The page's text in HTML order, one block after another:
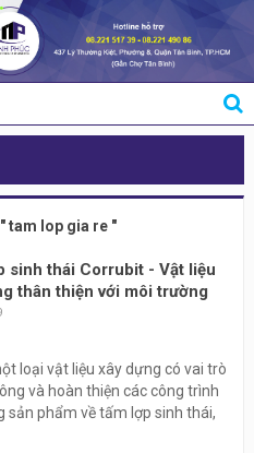
" tam lop gia re "
sinh thái Corrubit - Vật liệu
thân thiện với môi trường
loại vật liệu xây dựng có vai trò
và hoàn thiện các công trình
sản phẩm về tấm lợp sinh thái,